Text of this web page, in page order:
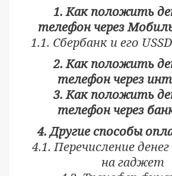
1. Как положить
телефон через
1.1. Сбербанк и его
2. Как положить
телефон через
3. Как положить
телефон через
4. Другие способы
4.1. Перечисление
на гаджет